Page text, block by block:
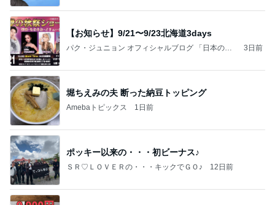
【お知らせ】9/21〜9/23北海道3days
パク・ジュニョン オフィシャルブログ 「日本の
3日前
堀ちえみの夫 断った納豆トッピング
Amebaトピックス 1日前
ポッキー以来の・・・初ビーナス♪
ＳＲ♡ＬＯＶＥＲの・・・キックでＧＯ♪ 12日前